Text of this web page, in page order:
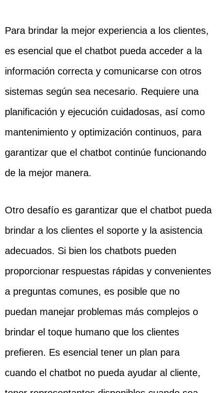
Para brindar la mejor experiencia a los clientes,
es esencial que el chatbot pueda acceder a la
información correcta y comunicarse con otros
sistemas según sea necesario. Requiere una
planificación y ejecución cuidadosas, así como
mantenimiento y optimización continuos, para
garantizar que el chatbot continúe funcionando
de la mejor manera.
Otro desafío es garantizar que el chatbot pueda
brindar a los clientes el soporte y la asistencia
adecuados. Si bien los chatbots pueden
proporcionar respuestas rápidas y convenientes
a preguntas comunes, es posible que no
puedan manejar problemas más complejos o
brindar el toque humano que los clientes
prefieren. Es esencial tener un plan para
cuando el chatbot no pueda ayudar al cliente,